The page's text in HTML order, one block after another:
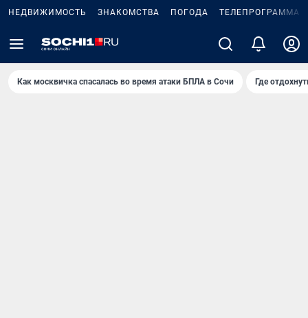
НЕДВИЖИМОСТЬ ЗНАКОМСТВА ПОГОДА ТЕЛЕПРОГРАММА
Как москвичка спасалась во время атаки БПЛА в Сочи Где